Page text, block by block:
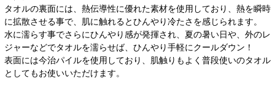
タオルの裏面には、熱伝導性に優れた素材を使用しており、熱を瞬時
に拡散させる事で、肌に触れるとひんやり冷たさを感じられます。
水に濡らす事でさらにひんやり感が発揮され、夏の暑い日や、外のレ
ジャーなどでタオルを濡らせば、ひんやり手軽にクールダウン！
表面には今治パイルを使用しており、肌触りもよく普段使いのタオル
としてもお使いいただけます。